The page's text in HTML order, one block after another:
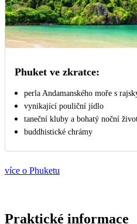
Phuket ve zkratce:
perla Andamanského moře s
vynikající pouliční jídlo
taneční kluby a bohatý noční
buddhistické chrámy
více o Phuketu
Praktické informace